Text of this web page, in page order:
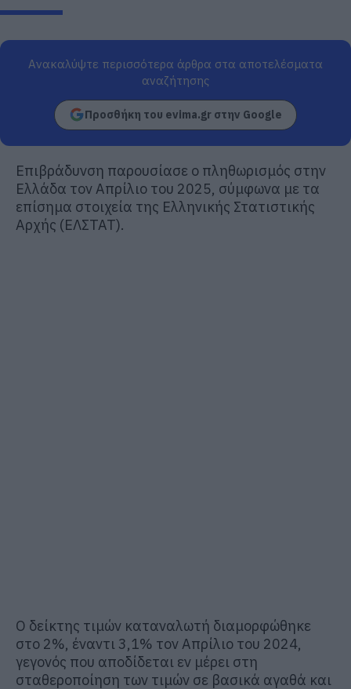
Ανακαλύψτε περισσότερα άρθρα στα αποτελέσματα
αναζήτησης
Προσθήκη του evima.gr στην Google
Επιβράδυνση παρουσίασε ο πληθωρισμός στην
Ελλάδα τον Απρίλιο του 2025, σύμφωνα με τα
επίσημα στοιχεία της Ελληνικής Στατιστικής
Αρχής (ΕΛΣΤΑΤ).
Ο δείκτης τιμών καταναλωτή διαμορφώθηκε
στο 2%, έναντι 3,1% τον Απρίλιο του 2024,
γεγονός που αποδίδεται εν μέρει στη
σταθεροποίηση των τιμών σε βασικά αγαθά και